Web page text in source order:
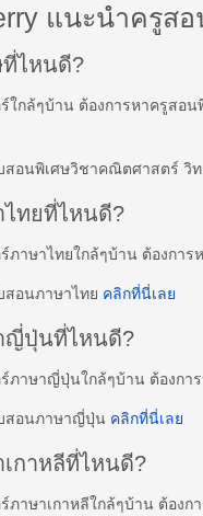
แนะนำครูส
ที่ไหนดี?
ร์ใกล้ๆบ้าน ต้องการหาครูสอ
สอนพิเศษวิชาคณิตศาสตร์ วิ
ไทยที่ไหนดี?
ภาษาไทยใกล้ๆบ้าน ต้องกา
สอนภาษาไทย คลิกที่นี่เลย
ญี่ปุ่นที่ไหนดี?
ร์ภาษาญี่ปุ่นใกล้ๆบ้าน ต้องก
สอนภาษาญี่ปุ่น คลิกที่นี่เลย
เกาหลีที่ไหนดี?
ภาษาเกาหลีใกล้ๆบ้าน ต้องก